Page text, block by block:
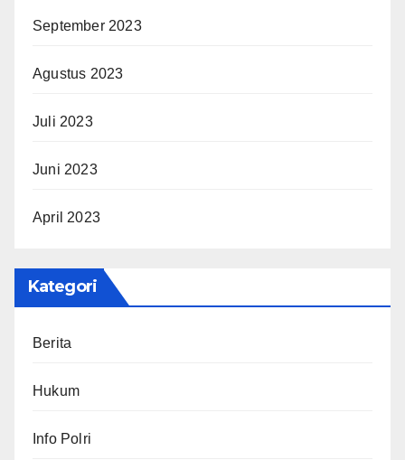
September 2023
Agustus 2023
Juli 2023
Juni 2023
April 2023
Kategori
Berita
Hukum
Info Polri